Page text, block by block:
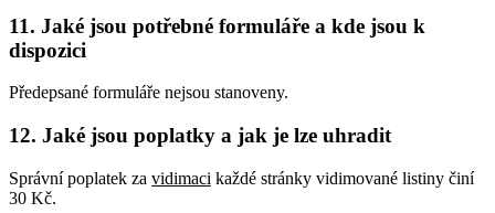
11. Jaké jsou potřebné formuláře a kde jsou k
dispozici
Předepsané formuláře nejsou stanoveny.
12. Jaké jsou poplatky a jak je lze uhradit
Správní poplatek za vidimaci každé stránky vidimované listiny činí
30 Kč.